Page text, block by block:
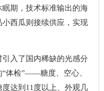
期，技术标准输出的海
西瓜则接续供应，实现
入了国内稀缺的光感分
体检”——糖度、空心、
达到11度以上、外观几